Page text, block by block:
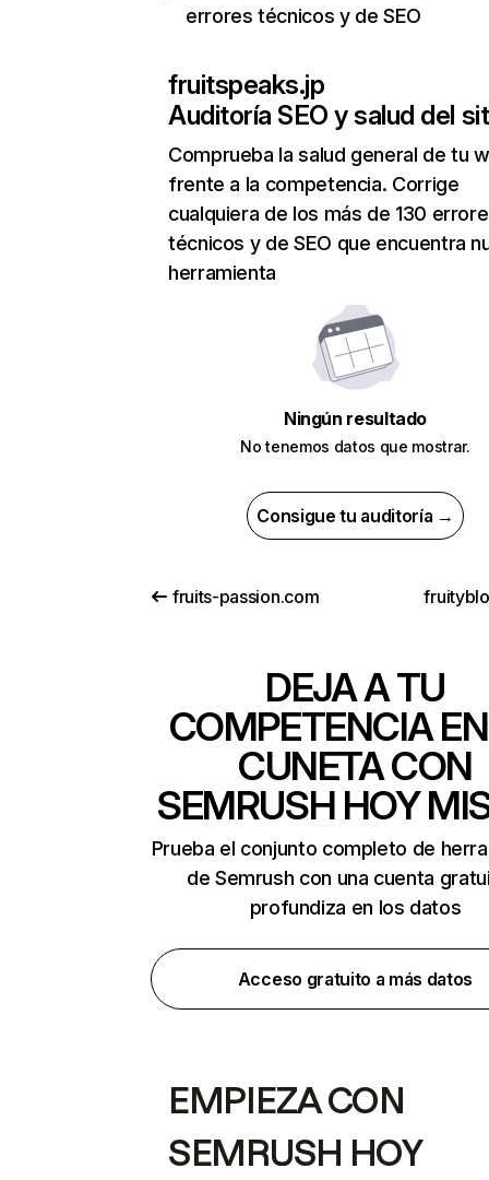
errores técnicos y de SEO
fruitspeaks.jp
Auditoría SEO y salud del
Comprueba la salud general de tu
frente a la competencia. Corrige
cualquiera de los más de 130
técnicos y de SEO que encuentra
herramienta
Ningún resultado
No tenemos datos que mostrar.
Consigue tu auditoría →
fruits-passion.com
DEJA A TU
COMPETENCIA
CUNETA CON
SEMRUSH HOY
Prueba el conjunto completo de
de Semrush con una cuenta
profundiza en los datos
Acceso gratuito a más datos
EMPIEZA CON
SEMRUSH HOY